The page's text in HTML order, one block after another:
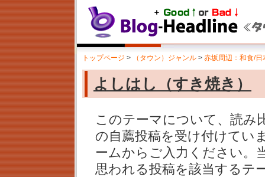
トップページ > （タウン）ジャンル > 赤坂周辺：和食/日
よしはし（すき焼き）
このテーマについて、読み
の自薦投稿を受け付けてい
ームからご入力ください。
思われる投稿を該当するテ